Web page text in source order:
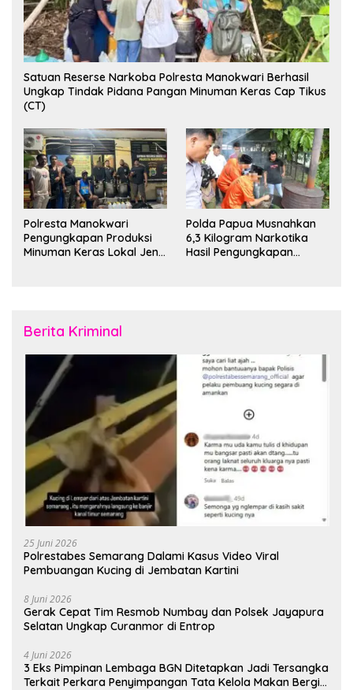
Satuan Reserse Narkoba Polresta Manokwari Berhasil
Ungkap Tindak Pidana Pangan Minuman Keras Cap Tikus
(CT)
Polresta Manokwari
Pengungkapan Produksi
Minuman Keras Lokal Jenis
Polda Papua Musnahkan
6,3 Kilogram Narkotika
Hasil Pengungkapan
Berita Kriminal
25 Juni 2026
Polrestabes Semarang Dalami Kasus Video Viral
Pembuangan Kucing di Jembatan Kartini
8 Juni 2026
Gerak Cepat Tim Resmob Numbay dan Polsek Jayapura
Selatan Ungkap Curanmor di Entrop
4 Juni 2026
3 Eks Pimpinan Lembaga BGN Ditetapkan Jadi Tersangka
Terkait Perkara Penyimpangan Tata Kelola Makan Bergizi